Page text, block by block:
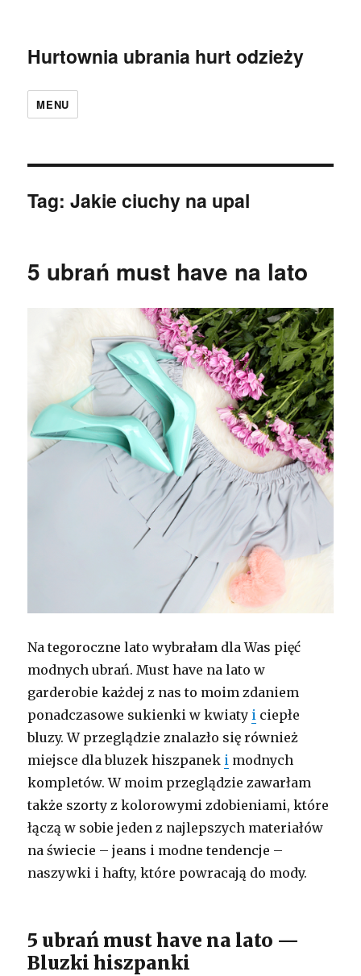
Hurtownia ubrania hurt odzieży
MENU
Tag:Jakie ciuchy na upal
5 ubrań must have na lato
Na tegoroczne lato wybrałam dla Was pięć
modnych ubrań. Must have na lato w
garderobie każdej z nas to moim zdaniem
ponadczasowe sukienki w kwiaty i ciepłe
bluzy. W przeglądzie znalazło się również
miejsce dla bluzek hiszpanek i modnych
kompletów. W moim przeglądzie zawarłam
także szorty z kolorowymi zdobieniami, które
łączą w sobie jeden z najlepszych materiałów
na świecie – jeans i modne tendencje –
naszywki i hafty, które powracają do mody.
5 ubrań must have na lato —
Bluzki hiszpanki